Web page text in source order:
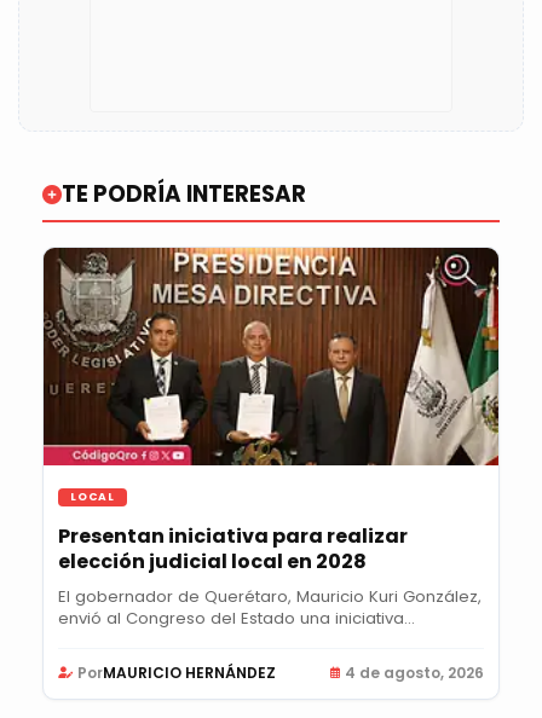
TE PODRÍA INTERESAR
LOCAL
Presentan iniciativa para realizar
elección judicial local en 2028
El gobernador de Querétaro, Mauricio Kuri González,
envió al Congreso del Estado una iniciativa...
PorMAURICIO HERNÁNDEZ 4 de agosto, 2026